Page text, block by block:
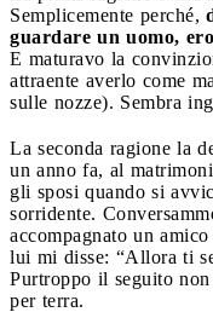
Semplicemente perché,
guardare un uomo,
E maturavo la
attraente averlo come
sulle nozze). Sembra
La seconda ragione la
un anno fa, al
gli sposi quando si
sorridente.
accompagnato un
lui mi disse: “Allora ti
Purtroppo il seguito
per terra.